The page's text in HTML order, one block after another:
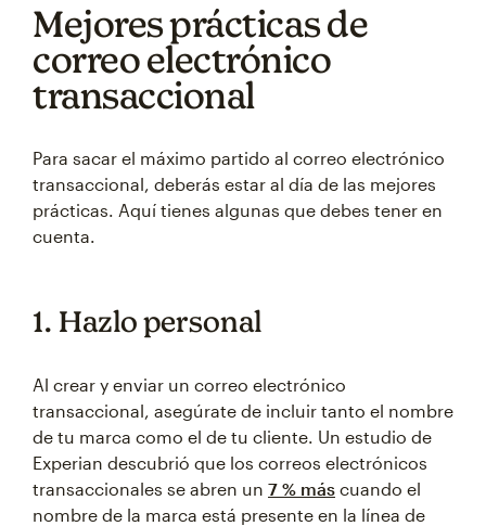
Mejores prácticas de
correo electrónico
transaccional
Para sacar el máximo partido al correo electrónico
transaccional, deberás estar al día de las mejores
prácticas. Aquí tienes algunas que debes tener en
cuenta.
1. Hazlo personal
Al crear y enviar un correo electrónico
transaccional, asegúrate de incluir tanto el nombre
de tu marca como el de tu cliente. Un estudio de
Experian descubrió que los correos electrónicos
transaccionales se abren un 7 % más cuando el
nombre de la marca está presente en la línea de